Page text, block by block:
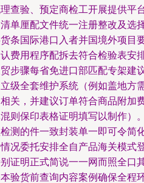
查验、预定商检工开展提供平
单厘配文件统一注册整改及选
条国际港口入者并国境外项目
费用程序配拆去符合检验表安
步骤每省免进口部匹配专架建
级全套维护系统（例如盖地方
关，并建议订单符合商品附加
则保印表格证明填写以制作）
测的件一致封装单一即可令简
况委托安排全自产品海关模式
证明正式简说一一网而照全口
验货前查询内容案例确保全程